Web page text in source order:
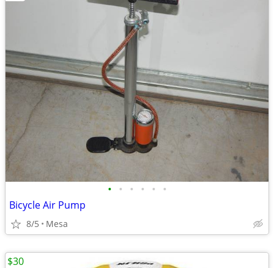
• • • • • •
Bicycle Air Pump
8/5 Mesa
$30